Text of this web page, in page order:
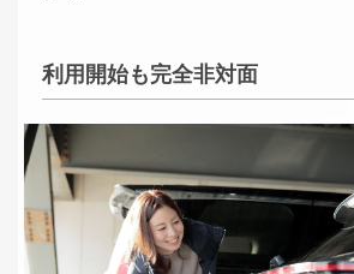
利用開始も完全非対面